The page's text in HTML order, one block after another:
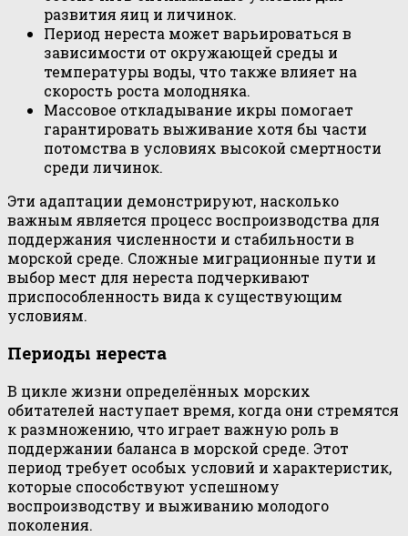
развития яиц и личинок.
Период нереста может варьироваться в
зависимости от окружающей среды и
температуры воды, что также влияет на
скорость роста молодняка.
Массовое откладывание икры помогает
гарантировать выживание хотя бы части
потомства в условиях высокой смертности
среди личинок.
Эти адаптации демонстрируют, насколько
важным является процесс воспроизводства для
поддержания численности и стабильности в
морской среде. Сложные миграционные пути и
выбор мест для нереста подчеркивают
приспособленность вида к существующим
условиям.
Периоды нереста
В цикле жизни определённых морских
обитателей наступает время, когда они стремятся
к размножению, что играет важную роль в
поддержании баланса в морской среде. Этот
период требует особых условий и характеристик,
которые способствуют успешному
воспроизводству и выживанию молодого
поколения.